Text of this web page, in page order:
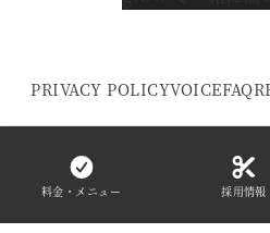
PRIVACY POLICYVOICEFAQ
© 2016- grow HAIR
料金・メニュー 採用情報